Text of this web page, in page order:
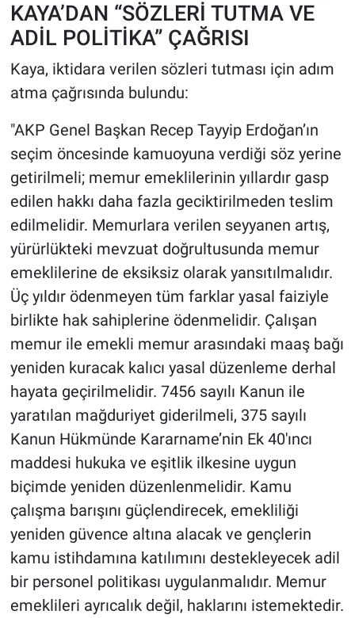
KAYA’DAN “SÖZLERİ TUTMA VE
ADİL POLİTİKA” ÇAĞRISI
Kaya, iktidara verilen sözleri tutması için adım
atma çağrısında bulundu:
"AKP Genel Başkan Recep Tayyip Erdoğan’ın
seçim öncesinde kamuoyuna verdiği söz yerine
getirilmeli; memur emeklilerinin yıllardır gasp
edilen hakkı daha fazla geciktirilmeden teslim
edilmelidir. Memurlara verilen seyyanen artış,
yürürlükteki mevzuat doğrultusunda memur
emeklilerine de eksiksiz olarak yansıtılmalıdır.
Üç yıldır ödenmeyen tüm farklar yasal faiziyle
birlikte hak sahiplerine ödenmelidir. Çalışan
memur ile emekli memur arasındaki maaş bağı
yeniden kuracak kalıcı yasal düzenleme derhal
hayata geçirilmelidir. 7456 sayılı Kanun ile
yaratılan mağduriyet giderilmeli, 375 sayılı
Kanun Hükmünde Kararname’nin Ek 40'ıncı
maddesi hukuka ve eşitlik ilkesine uygun
biçimde yeniden düzenlenmelidir. Kamu
çalışma barışını güçlendirecek, emekliliği
yeniden güvence altına alacak ve gençlerin
kamu istihdamına katılımını destekleyecek adil
bir personel politikası uygulanmalıdır. Memur
emeklileri ayrıcalık değil, haklarını istemektedir.